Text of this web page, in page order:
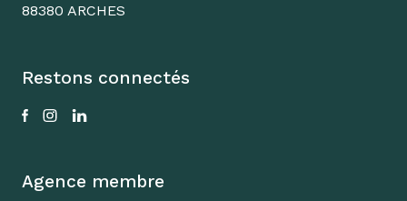
88380 ARCHES
Restons connectés
Agence membre